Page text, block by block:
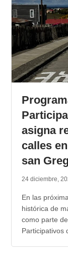
asigna
calles
san
24 diciembre,
En las
histórica de
como parte
Participativos